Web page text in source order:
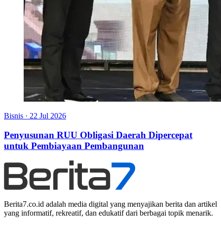
Bisnis · 22 Jul 2026
Penyusunan RUU Obligasi Daerah Dipercepat
untuk Pembiayaan Pembangunan
Berita7.co.id adalah media digital yang menyajikan berita dan artikel
yang informatif, rekreatif, dan edukatif dari berbagai topik menarik.